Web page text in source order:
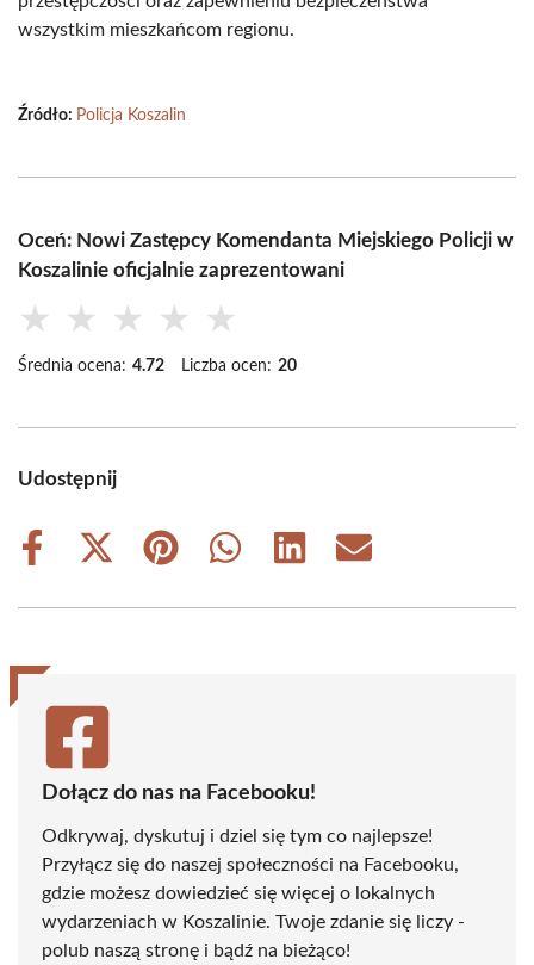
wszystkim mieszkańcom regionu.
Źródło: Policja Koszalin
Oceń: Nowi Zastępcy Komendanta Miejskiego Policji w
Koszalinie oficjalnie zaprezentowani
★ ★ ★ ★ ★
Średnia ocena: 4.72 Liczba ocen: 20
Udostępnij
Share
Share
(Twitter)
Share
Share
Share
Share
Dołącz do nas na Facebooku!
Odkrywaj, dyskutuj i dziel się tym co najlepsze!
Przyłącz się do naszej społeczności na Facebooku,
gdzie możesz dowiedzieć się więcej o lokalnych
wydarzeniach w Koszalinie. Twoje zdanie się liczy -
polub naszą stronę i bądź na bieżąco!